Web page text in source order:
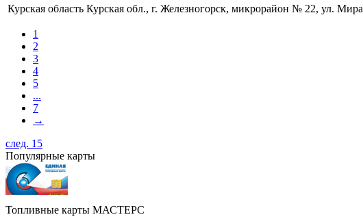
Курская область Курская обл., г. Железногорск, микрорайон № 22, ул. Мира
1
2
3
4
5
...
7
→
след. 15
Популярные карты
Топливные карты МАСТЕРС